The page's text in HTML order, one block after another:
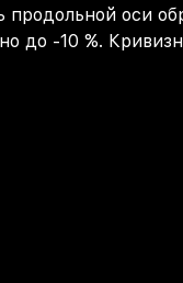
оси
до -10 %.